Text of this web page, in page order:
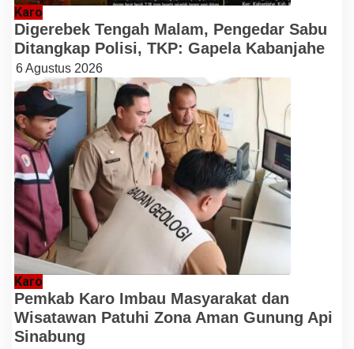
Karo
Digerebek Tengah Malam, Pengedar Sabu
Ditangkap Polisi, TKP: Gapela Kabanjahe
6 Agustus 2026
Karo
Pemkab Karo Imbau Masyarakat dan
Wisatawan Patuhi Zona Aman Gunung Api
Sinabung